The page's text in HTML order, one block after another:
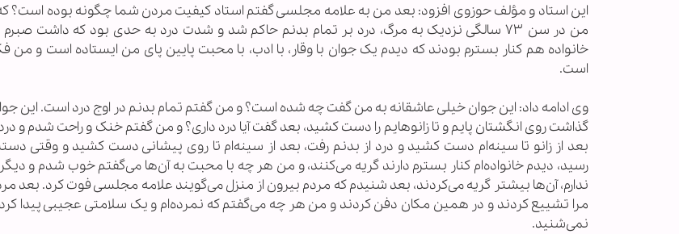
این استاد و مؤلف حوزوی افزود: بعد من به علامه مجلسی گفتم استاد کیفیت مردن شما چگونه بوده است؟
من در سن ۷۳ سالگی نزدیک به مرگ، درد بر تمام بدنم حاکم شد و شدت درد به حدی بود که داشت صبرم
خانواده هم کنار بسترم بودند که دیدم یک جوان با وقار، با ادب، با محبت پایین پای من ایستاده است و من
است.
وی ادامه داد: این جوان خیلی عاشقانه به من گفت چه شده است؟ و من گفتم تمام بدنم در اوج درد است. این
گذاشت روی انگشتان پایم و تا زانوهایم را دست کشید، بعد گفت آیا درد داری؟ و من گفتم خنک و راحت شدم و
بعد از زانو تا سینه‌ام دست کشید و درد از بدنم رفت، بعد از سینه‌ام تا روی پیشانی دست کشید و وقتی
رسید، دیدم خانواده‌ام کنار بسترم دارند گریه می‌کنند، و من هر چه با محبت به آن‌ها می‌گفتم خوب شدم و
ندارم، آن‌ها بیشتر گریه می‌کردند، بعد شنیدم که مردم بیرون از منزل می‌گویند علامه مجلسی فوت کرد. بعد
مرا تشییع کردند و در همین مکان دفن کردند و من هر چه می‌گفتم که نمرده‌ام و یک سلامتی عجیبی پیدا
نمی‌شنید.